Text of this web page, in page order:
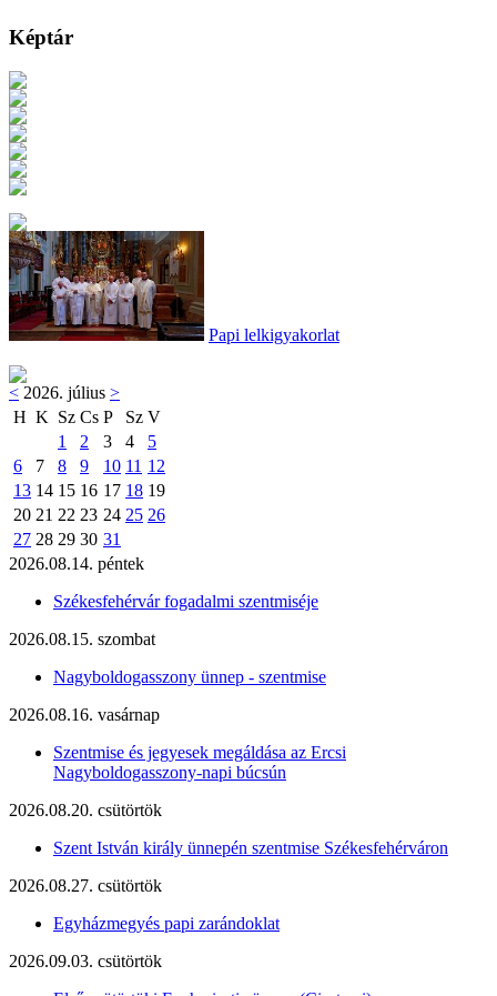
Képtár
Papi lelkigyakorlat
< 2026. július >
H K Sz Cs P Sz V
1
2 3 4
5
6
7 8 9 10 11 12
13 14 15 16 17 18 19
20 21 22 23 24 25 26
27 28 29 30 31
2026.08.14. péntek
Székesfehérvár fogadalmi szentmiséje
2026.08.15. szombat
Nagyboldogasszony ünnep - szentmise
2026.08.16. vasárnap
Szentmise és jegyesek megáldása az Ercsi
Nagyboldogasszony-napi búcsún
2026.08.20. csütörtök
Szent István király ünnepén szentmise Székesfehérváron
2026.08.27. csütörtök
Egyházmegyés papi zarándoklat
2026.09.03. csütörtök